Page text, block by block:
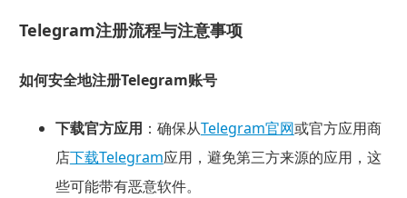
Telegram注册流程与注意事项
如何安全地注册Telegram账号
下载官方应用 ：确保从Telegram官网或官方应用商
店下载Telegram应用，避免第三方来源的应用，这
些可能带有恶意软件。